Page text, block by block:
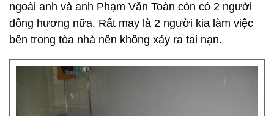
ngoài anh và anh Phạm Văn Toàn còn có 2 người
đồng hương nữa. Rất may là 2 người kia làm việc
bên trong tòa nhà nên không xảy ra tai nạn.